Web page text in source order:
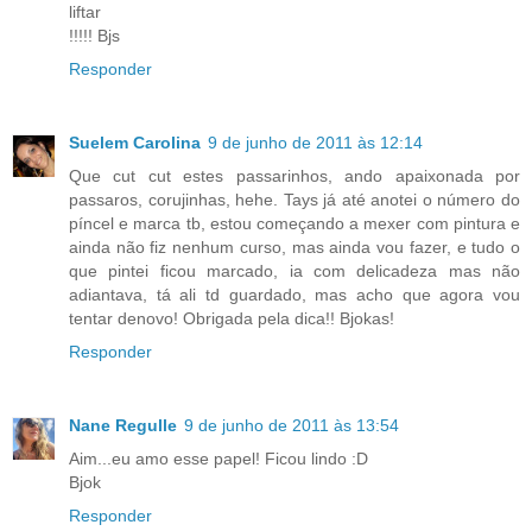
liftar
!!!!! Bjs
Responder
Suelem Carolina 9 de junho de 2011 às 12:14
Que cut cut estes passarinhos, ando apaixonada por
passaros, corujinhas, hehe. Tays já até anotei o número do
píncel e marca tb, estou começando a mexer com pintura e
ainda não fiz nenhum curso, mas ainda vou fazer, e tudo o
que pintei ficou marcado, ia com delicadeza mas não
adiantava, tá ali td guardado, mas acho que agora vou
tentar denovo! Obrigada pela dica!! Bjokas!
Responder
Nane Regulle 9 de junho de 2011 às 13:54
Aim...eu amo esse papel! Ficou lindo :D
Bjok
Responder